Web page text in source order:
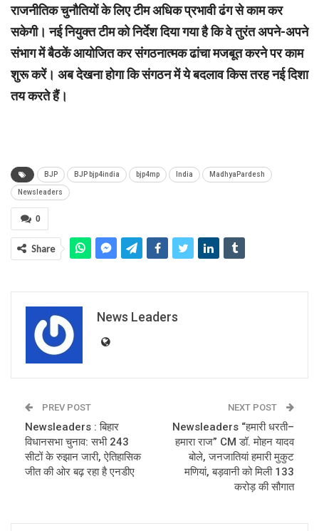
राजनीतिक चुनौतियों के लिए टीम अधिक प्रभावी ढंग से काम कर
सकेगी। नई नियुक्त टीम को निर्देश दिया गया है कि वे तुरंत अपने-अपने
संभाग में बैठकें आयोजित कर संगठनात्मक ढांचा मजबूत करने पर काम
शुरू करें। अब देखना होगा कि संगठन में ये बदलाव किस तरह नई दिशा
तय करते हैं।
BJP BJP bjp4india bjp4mp India MadhyaPardesh
Newsleaders
0
Share
News Leaders
PREV POST
Newsleaders : बिहार
विधानसभा चुनाव: सभी 243
सीटों के रुझान जारी, ऐतिहासिक
जीत की ओर बढ़ रहा है एनडीए
NEXT POST
Newsleaders “हमारी धरती–
हमारा राज” CM डॉ. मोहन यादव
बोले, जनजातियां हमारी मुकुट
मणियां, बड़वानी को मिली 133
करोड़ की सौगात